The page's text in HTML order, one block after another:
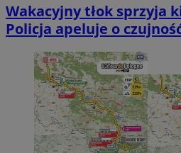
Wakacyjny tłok sprzyja
Policja apeluje o